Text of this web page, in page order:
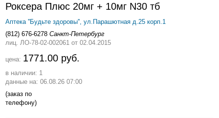
Роксера Плюс 20мг + 10мг N30 тб
Аптека ''Будьте здоровы'', ул.Парашютная д.25 корп.1
(812) 676-6278 Санкт-Петербург
лиц. ЛО-78-02-002061 от 02.04.2015
цена: 1771.00 руб.
в наличии: 1
данные на: 06.08.26 07:00
(заказ по
телефону)